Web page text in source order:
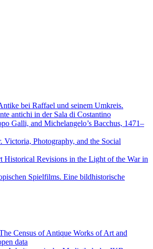
bei Raffael und seinem Umkreis.
antichi in der Sala di Costantino
Galli, and Michelangelo’s Bacchus, 1471–
Photography, and the Social
Historical Revisions in the Light of the War in
Spielfilms. Eine bildhistorische
Census of Antique Works of Art and
data